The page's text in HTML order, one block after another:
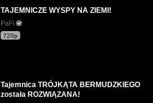
TAJEMNICZE WYSPY NA ZIEMI!
PaFi
720p
Tajemnica TRÓJKĄTA BERMUDZKIEGO
została ROZWIĄZANA!